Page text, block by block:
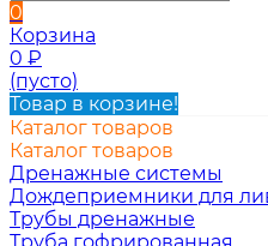
0
Корзина
0 ₽
(пусто)
Товар в корзине!
Каталог товаров
Каталог товаров
Дренажные системы
Дождеприемники для
Трубы дренажные